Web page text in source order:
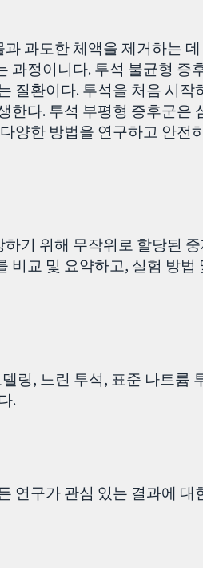
과도한 체액을 제거하는
과정이니다. 투석 불균형 증
질환이다. 투석을 처음 시작
한다. 투석 부평형 증후군은
양한 방법을 연구하고 안전
기 위해 무작위로 할당된 중
비교 및 요약하고, 실험 방법
링, 느린 투석, 표준 나트륨
.
연구가 관심 있는 결과에 대